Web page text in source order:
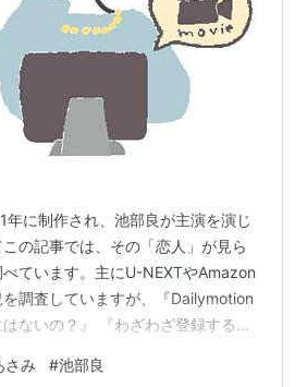
年に制作され、池部良が主演を演じ
の記事では、その「恋人」が見ら
ています。主にU-NEXTやAmazon
調査していますが、『Dailymotion
ないの？』 『わざわざ登録するの
画があったとしても違法アップロ
さみ #池部良